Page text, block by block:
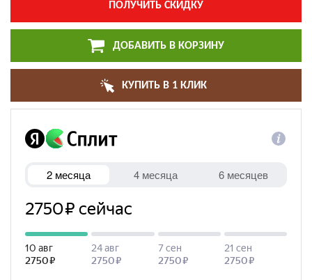
ПОЛУЧИТЬ СКИДКУ
ДОБАВИТЬ В КОРЗИНУ
КУПИТЬ В 1 КЛИК